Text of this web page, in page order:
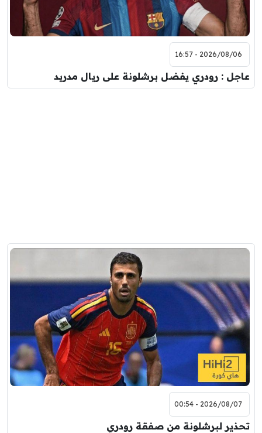
2026/08/06 - 16:57
عاجل : رودري يفضل برشلونة على ريال مدريد
2026/08/07 - 00:54
تحذير لبرشلونة من صفقة رودري